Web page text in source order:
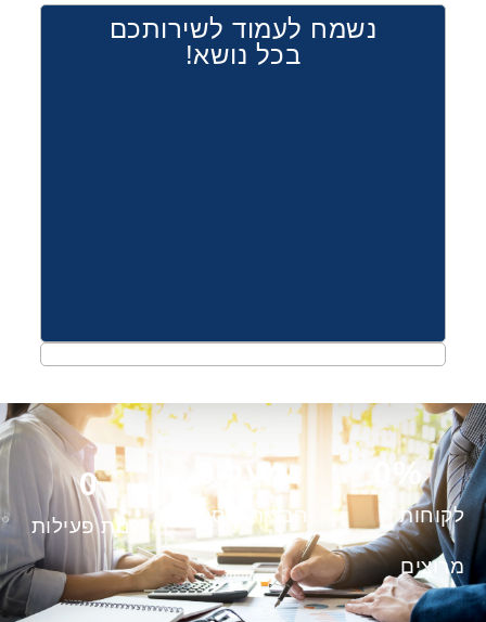
נשמח לעמוד לשירותכם
בכל נושא!
לקוחות
מרוצים
%
0
חברות ועסקים
מעל
שנות פעילות
0